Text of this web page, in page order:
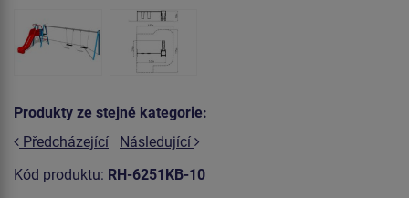
Produkty ze stejné kategorie:
Předcházející
Následující
Kód produktu: RH-6251KB-10